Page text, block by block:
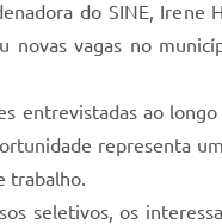
do SINE, Irene
novas vagas no
entrevistadas ao
representa
trabalho.
seletivos, os